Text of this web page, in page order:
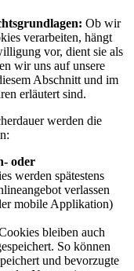
Ob wir
verarbeiten, hängt
vor, dient sie als
wir uns auf unsere
Abschnitt und im
erläutert sind.
werden die
oder
werden spätestens
verlassen
mobile Applikation)
bleiben auch
So können
und bevorzugte